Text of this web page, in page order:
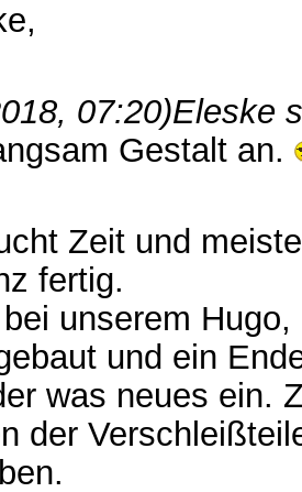
07:20)Eleske
Gestalt an.
Zeit und
fertig.
unserem
und ein
was neues ein.
der